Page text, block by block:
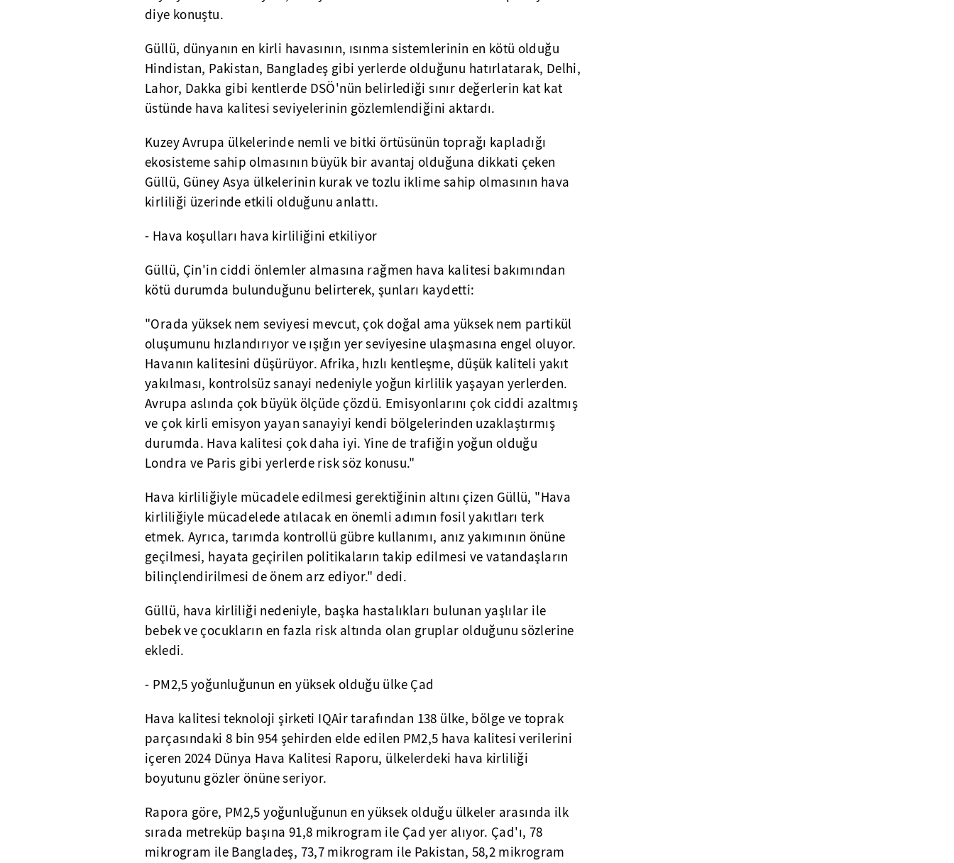
diye konuştu.
Güllü, dünyanın en kirli havasının, ısınma sistemlerinin en kötü olduğu
Hindistan, Pakistan, Bangladeş gibi yerlerde olduğunu hatırlatarak, Delhi,
Lahor, Dakka gibi kentlerde DSÖ'nün belirlediği sınır değerlerin kat kat
üstünde hava kalitesi seviyelerinin gözlemlendiğini aktardı.
Kuzey Avrupa ülkelerinde nemli ve bitki örtüsünün toprağı kapladığı
ekosisteme sahip olmasının büyük bir avantaj olduğuna dikkati çeken
Güllü, Güney Asya ülkelerinin kurak ve tozlu iklime sahip olmasının hava
kirliliği üzerinde etkili olduğunu anlattı.
- Hava koşulları hava kirliliğini etkiliyor
Güllü, Çin'in ciddi önlemler almasına rağmen hava kalitesi bakımından
kötü durumda bulunduğunu belirterek, şunları kaydetti:
"Orada yüksek nem seviyesi mevcut, çok doğal ama yüksek nem partikül
oluşumunu hızlandırıyor ve ışığın yer seviyesine ulaşmasına engel oluyor.
Havanın kalitesini düşürüyor. Afrika, hızlı kentleşme, düşük kaliteli yakıt
yakılması, kontrolsüz sanayi nedeniyle yoğun kirlilik yaşayan yerlerden.
Avrupa aslında çok büyük ölçüde çözdü. Emisyonlarını çok ciddi azaltmış
ve çok kirli emisyon yayan sanayiyi kendi bölgelerinden uzaklaştırmış
durumda. Hava kalitesi çok daha iyi. Yine de trafiğin yoğun olduğu
Londra ve Paris gibi yerlerde risk söz konusu."
Hava kirliliğiyle mücadele edilmesi gerektiğinin altını çizen Güllü, "Hava
kirliliğiyle mücadelede atılacak en önemli adımın fosil yakıtları terk
etmek. Ayrıca, tarımda kontrollü gübre kullanımı, anız yakımının önüne
geçilmesi, hayata geçirilen politikaların takip edilmesi ve vatandaşların
bilinçlendirilmesi de önem arz ediyor." dedi.
Güllü, hava kirliliği nedeniyle, başka hastalıkları bulunan yaşlılar ile
bebek ve çocukların en fazla risk altında olan gruplar olduğunu sözlerine
ekledi.
- PM2,5 yoğunluğunun en yüksek olduğu ülke Çad
Hava kalitesi teknoloji şirketi IQAir tarafından 138 ülke, bölge ve toprak
parçasındaki 8 bin 954 şehirden elde edilen PM2,5 hava kalitesi verilerini
içeren 2024 Dünya Hava Kalitesi Raporu, ülkelerdeki hava kirliliği
boyutunu gözler önüne seriyor.
Rapora göre, PM2,5 yoğunluğunun en yüksek olduğu ülkeler arasında ilk
sırada metreküp başına 91,8 mikrogram ile Çad yer alıyor. Çad'ı, 78
mikrogram ile Bangladeş, 73,7 mikrogram ile Pakistan, 58,2 mikrogram